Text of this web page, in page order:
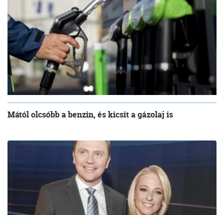
Mától olcsóbb a benzin, és kicsit a gázolaj is